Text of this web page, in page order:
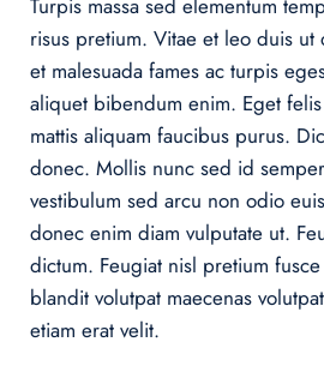
Turpis massa sed elementum
risus pretium. Vitae et leo duis ut
et malesuada fames ac turpis
aliquet bibendum enim. Eget
mattis aliquam faucibus purus.
donec. Mollis nunc sed id
vestibulum sed arcu non odio
donec enim diam vulputate ut.
dictum. Feugiat nisl pretium
blandit volutpat maecenas
etiam erat velit.